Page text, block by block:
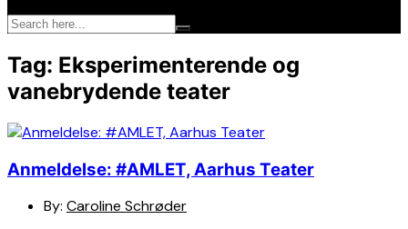
Tag: Eksperimenterende og
vanebrydende teater
Anmeldelse: #AMLET, Aarhus Teater
By: Caroline Schrøder